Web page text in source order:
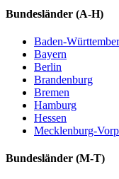
Bundesländer (A-H)
Baden-
Bayern
Berlin
Brandenburg
Bremen
Hamburg
Hessen
Mecklenburg-
Bundesländer (M-T)